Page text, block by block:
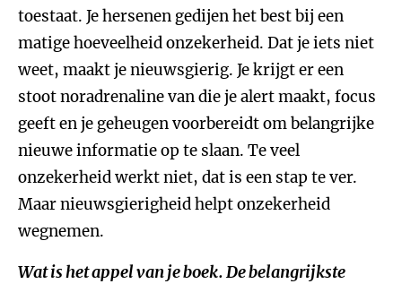
toestaat. Je hersenen gedijen het best bij een
matige hoeveelheid onzekerheid. Dat je iets niet
weet, maakt je nieuwsgierig. Je krijgt er een
stoot noradrenaline van die je alert maakt, focus
geeft en je geheugen voorbereidt om belangrijke
nieuwe informatie op te slaan. Te veel
onzekerheid werkt niet, dat is een stap te ver.
Maar nieuwsgierigheid helpt onzekerheid
wegnemen.
Wat is het appel van je boek. De belangrijkste